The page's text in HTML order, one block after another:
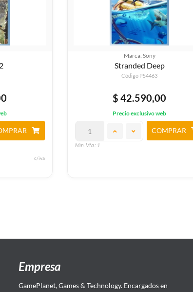
c/iva
Marca: Sony
Stranded Deep
Código PS4463
$ 42.590,00
Precio exclusivo web
Min. Vta.: 1
COMPRAR
Empresa
GamePlanet, Games & Technology. Encargados en